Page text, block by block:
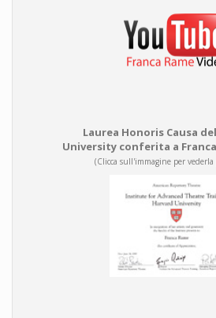
Laurea Honoris Causa
University conferita a Franca
(Clicca sull'immagine per